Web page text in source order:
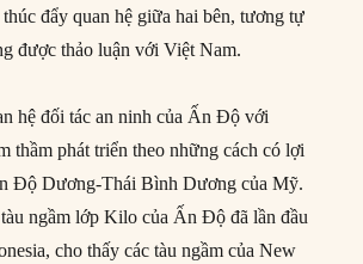
đẩy quan hệ giữa hai bên, tương tự
được thảo luận với Việt Nam.
hệ đối tác an ninh của Ấn Độ với
thầm phát triển theo những cách có lợi
Độ Dương-Thái Bình Dương của Mỹ.
ngầm lớp Kilo của Ấn Độ đã lần đầu
cho thấy các tàu ngầm của New